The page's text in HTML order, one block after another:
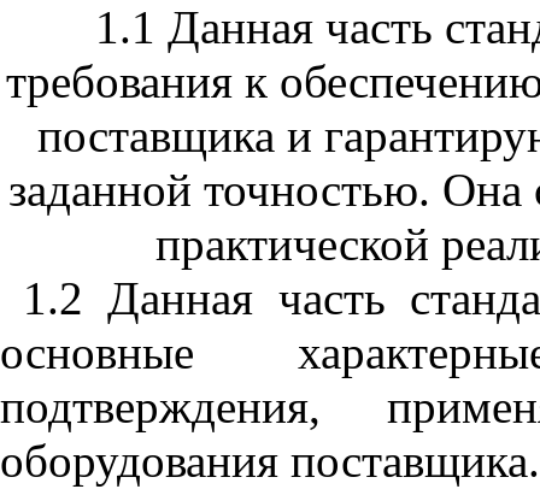
1.1 Данная часть
требования к
поставщика и
заданной точностью. Она
практической
1.2 Данная часть
основные
подтверждения,
оборудования поставщика.